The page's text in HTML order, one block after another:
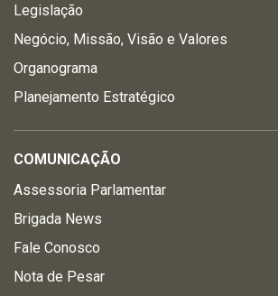
Legislação
Negócio, Missão, Visão e Valores
Organograma
Planejamento Estratégico
COMUNICAÇÃO
Assessoria Parlamentar
Brigada News
Fale Conosco
Nota de Pesar